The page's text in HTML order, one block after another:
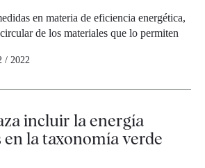
en materia de eficiencia energética,
de los materiales que lo permiten
/ 2022
incluir la energía
en la taxonomía verde